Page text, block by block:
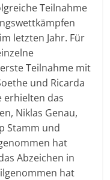
Teilnahme
letzten Jahr. Für
Teilnahme mit
und Ricarda
erhielten das
Niklas Genau,
Stamm und
hat
Abzeichen in
hat